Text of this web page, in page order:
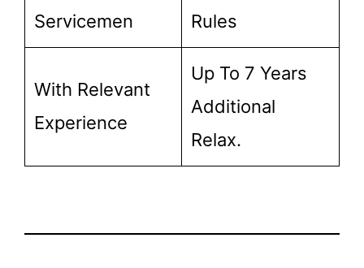
Servicemen
Rules
With Relevant
Experience
Up To 7 Years
Additional
Relax.